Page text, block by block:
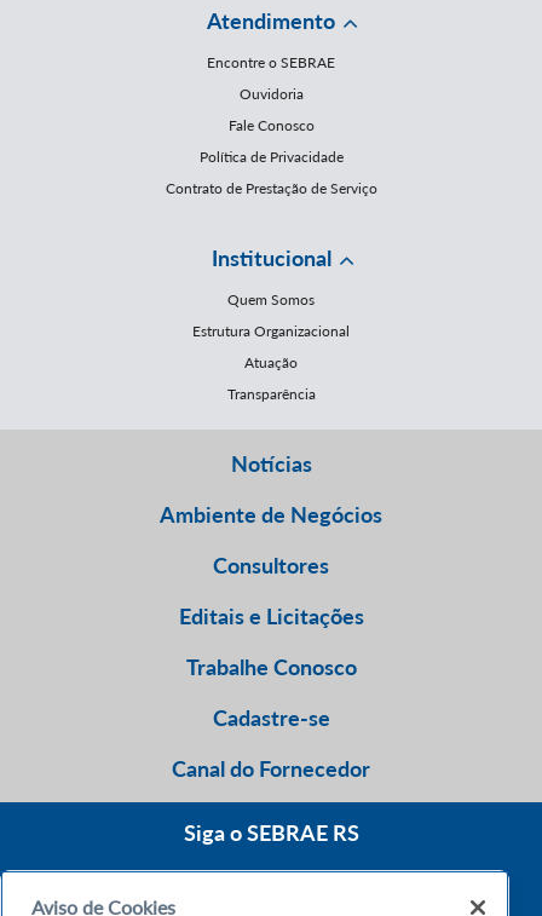
Atendimento
Encontre o SEBRAE
Ouvidoria
Fale Conosco
Política de Privacidade
Contrato de Prestação de Serviço
Institucional
Quem Somos
Estrutura Organizacional
Atuação
Transparência
Notícias
Ambiente de Negócios
Consultores
Editais e Licitações
Trabalhe Conosco
Cadastre-se
Canal do Fornecedor
Siga o SEBRAE RS
Aviso de Cookies